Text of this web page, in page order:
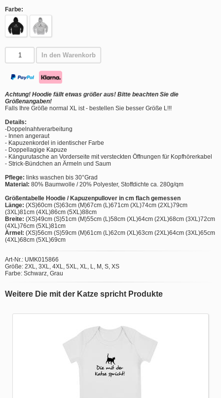
Farbe:
In den Warenkorb
Achtung! Hoodie fällt etwas größer aus! Bitte beachten Sie die
Größenangaben!
Falls Ihre Größe normal XL ist - bestellen Sie besser Größe L!!!
Details:
-Doppelnahtverarbeitung
- Innen angeraut
- Kapuzenkordel in identischer Farbe
- Doppellagige Kapuze
- Kängurutasche an Vorderseite mit versteckten Öffnungen für Kopfhörerkabel
- Strick-Bündchen an Ärmeln und Saum
Pflege: links waschen bis 30°Grad
Material: 80% Baumwolle / 20% Polyester, Stoffdichte ca. 280g/qm
Größentabelle Hoodie / Kapuzenpullover in cm flach gemessen
Länge: (XS)60cm (S)63cm (M)67cm (L)671cm (XL)74cm (2XL)79cm
(3XL)81cm (4XL)86cm (5XL)88cm
Breite: (XS)49cm (S)51cm (M)55cm (L)58cm (XL)64cm (2XL)68cm (3XL)72cm
(4XL)76cm (5XL)81cm
Ärmel: (XS)56cm (S)59cm (M)61cm (L)62cm (XL)63cm (2XL)64cm (3XL)65cm
(4XL)68cm (5XL)69cm
Art-Nr.: UMK015866
Größe: 2XL, 3XL, 4XL, 5XL, XL, L, M, S, XS
Farbe: Schwarz, Grau
Weitere Die mit der Katze spricht Produkte